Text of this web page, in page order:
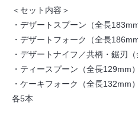
＜セット内容＞
・デザートスプーン（全長183mm
・デザートフォーク（全長186mm
・デザートナイフ／共柄・鋸刃（
・ティースプーン（全長129mm）
・ケーキフォーク（全長132mm）
各5本